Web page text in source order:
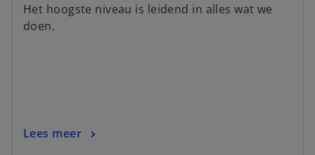
e
Het hoogste niveau is leidend in alles wat we
doen.
Lees meer
o